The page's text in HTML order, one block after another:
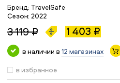
Бренд: TravelSafe
Сезон: 2022
3 119 ₽ 1 403 ₽
в наличии в 12 магазинах
в избранное